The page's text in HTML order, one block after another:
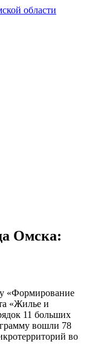
Омска:
«Формирование
«Жилье и
11 больших
вошли 78
во